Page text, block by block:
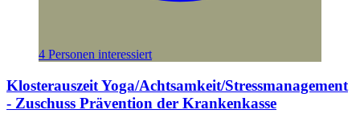
4 Personen interessiert
Klosterauszeit Yoga/Achtsamkeit/Stressmanagement
- Zuschuss Prävention der Krankenkasse